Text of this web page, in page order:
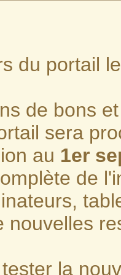
du portail
de bons
sera
au 1er
de
nouvelles
la